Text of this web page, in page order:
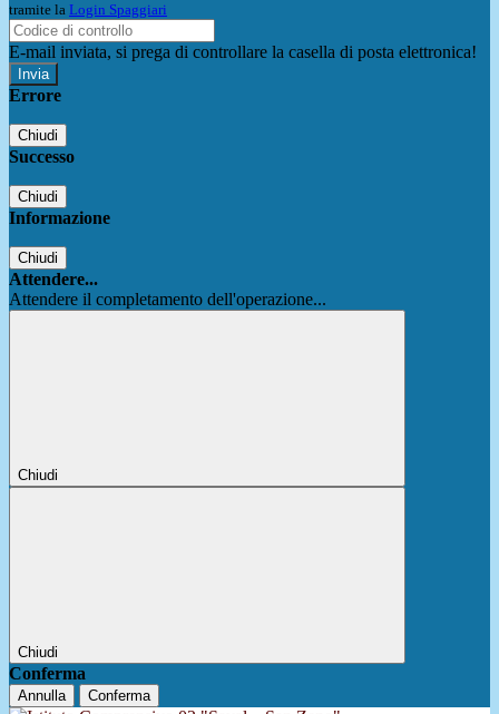
tramite la Login Spaggiari
E-mail inviata, si prega di controllare la casella di posta elettronica!
Errore
Chiudi
Successo
Chiudi
Informazione
Chiudi
Attendere...
Attendere il completamento dell'operazione...
Chiudi
Chiudi
Conferma
Annulla Conferma